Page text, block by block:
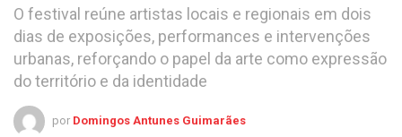
O festival reúne artistas locais e regionais em dois
dias de exposições, performances e intervenções
urbanas, reforçando o papel da arte como expressão
do território e da identidade
por Domingos Antunes Guimarães